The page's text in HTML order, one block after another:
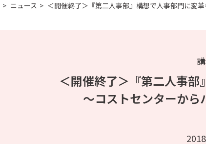
ニュース ＜開催終了＞『第二人事部』構想で人事部門に変
＜開催終了＞『第二人事部
～コストセンターから